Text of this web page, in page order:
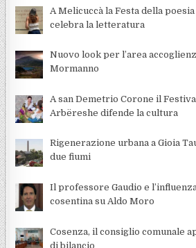
A Melicuccà la Festa della
celebra la letteratura
Nuovo look per l’area
Mormanno
A san Demetrio Corone il
Arbëreshe difende la cultura
Rigenerazione urbana a Gioia
due fiumi
Il professore Gaudio e
cosentina su Aldo Moro
Cosenza, il consiglio comunale
di bilancio